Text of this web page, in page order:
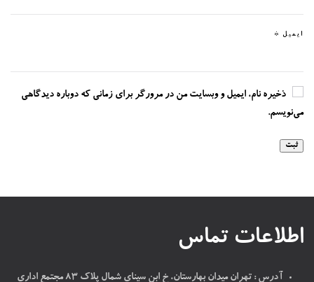
ایمیل *
ذخیره نام، ایمیل و وبسایت من در مرورگر برای زمانی که دوباره دیدگاهی
می‌نویسم.
اطلاعات تماس
آدرس : تهران میدان بهارستان، خ ابن سینای شمال پلاک ۸۳ مجتمع اداری